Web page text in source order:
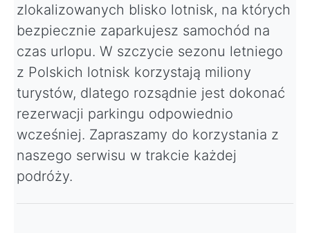
zlokalizowanych blisko lotnisk, na których
bezpiecznie zaparkujesz samochód na
czas urlopu. W szczycie sezonu letniego
z Polskich lotnisk korzystają miliony
turystów, dlatego rozsądnie jest dokonać
rezerwacji parkingu odpowiednio
wcześniej. Zapraszamy do korzystania z
naszego serwisu w trakcie każdej
podróży.